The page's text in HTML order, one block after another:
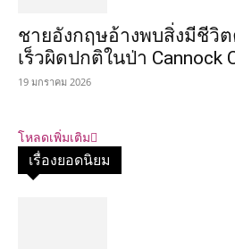
ชายอังกฤษอ้างพบสิ่งมีชีวิต
เร็วผิดปกติในป่า Cannock
19 มกราคม 2026
โหลดเพิ่มเติม
เรื่องยอดนิยม